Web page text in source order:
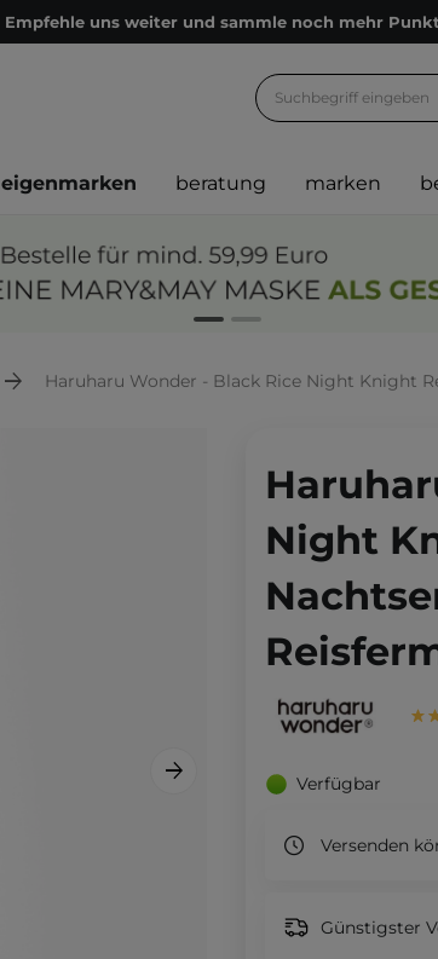
Empfehle uns weiter und sammle noch mehr
Ökologie
Treueprogramm
Empfehle uns weiter und sammle noch mehr
Kostenloser Versand ab 60 €
eigenmarken beratung marken
Haruharu Wonder - Black Rice Night Knight
Night
Verfügbar
Versenden
Günstigster